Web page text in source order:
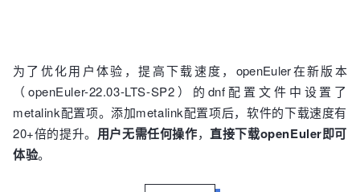
为了优化用户体验，提高下载速度，openEuler在新版本
（openEuler-22.03-LTS-SP2） 的dnf配置⽂件中设置了
metalink配置项。 添加metalink配置项后，软件的下载速度有
20+倍的提升。 用户无需任何操作， 直接下载openEuler即可
体验。